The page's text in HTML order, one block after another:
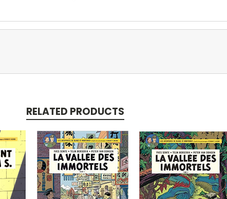
RELATED PRODUCTS